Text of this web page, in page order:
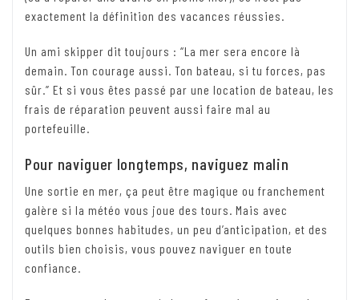
exactement la définition des vacances réussies.
Un ami skipper dit toujours : “La mer sera encore là
demain. Ton courage aussi. Ton bateau, si tu forces, pas
sûr.” Et si vous êtes passé par une location de bateau, les
frais de réparation peuvent aussi faire mal au
portefeuille.
Pour naviguer longtemps, naviguez malin
Une sortie en mer, ça peut être magique ou franchement
galère si la météo vous joue des tours. Mais avec
quelques bonnes habitudes, un peu d’anticipation, et des
outils bien choisis, vous pouvez naviguer en toute
confiance.